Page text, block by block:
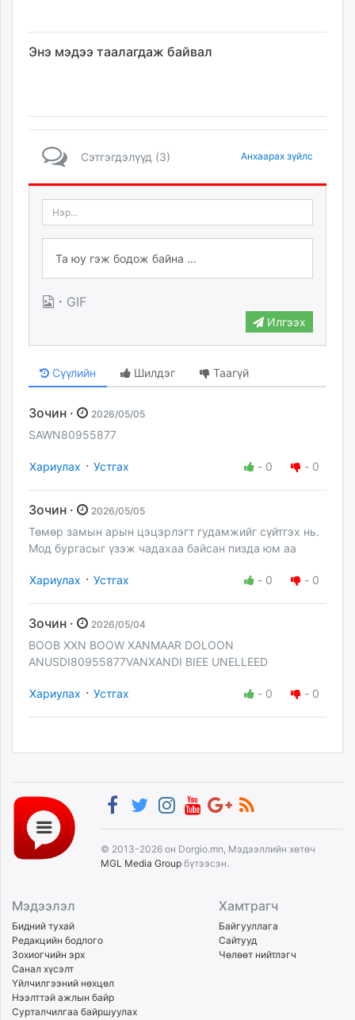
Энэ мэдээ таалагдаж байвал
Сэтгэгдэлүүд (3) Анхаарах зүйлс
· GIF
Илгээх
Сүүлийн Шилдэг Таагүй
Зочин · 2026/05/05
SAWN80955877
Хариулах · Устгах - 0 - 0
Зочин · 2026/05/05
Төмөр замын арын цэцэрлэгт гудамжийг сүйтгэх нь.
Мод бургасыг үзэж чадахаа байсан пиздa юм аа
Хариулах · Устгах - 0 - 0
Зочин · 2026/05/04
BOOB XXN BOOW XANMAAR DOLOON
ANUSDI80955877VANXANDI BIEE UNELLEED
Хариулах · Устгах - 0 - 0
© 2013-2026 он Dorgio.mn, Мэдээллийн хөтөч
MGL Media Group бүтээсэн.
Мэдээлэл
Бидний тухай
Редакцийн бодлого
Зохиогчийн эрх
Санал хүсэлт
Үйлчилгээний нөхцөл
Нээлттэй ажлын байр
Сурталчилгаа байршуулах
Хамтрагч
Байгууллага
Сайтууд
Чөлөөт нийтлэгч